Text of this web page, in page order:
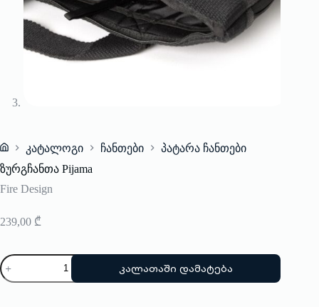
Home
კატალოგი ჩანთები
პატარა ჩანთები
ზურგჩანთა Pijama
Fire Design
239,00 ₾
რაოდენობა:
ზურგჩანთა
Pijama
კალათაში დამატება